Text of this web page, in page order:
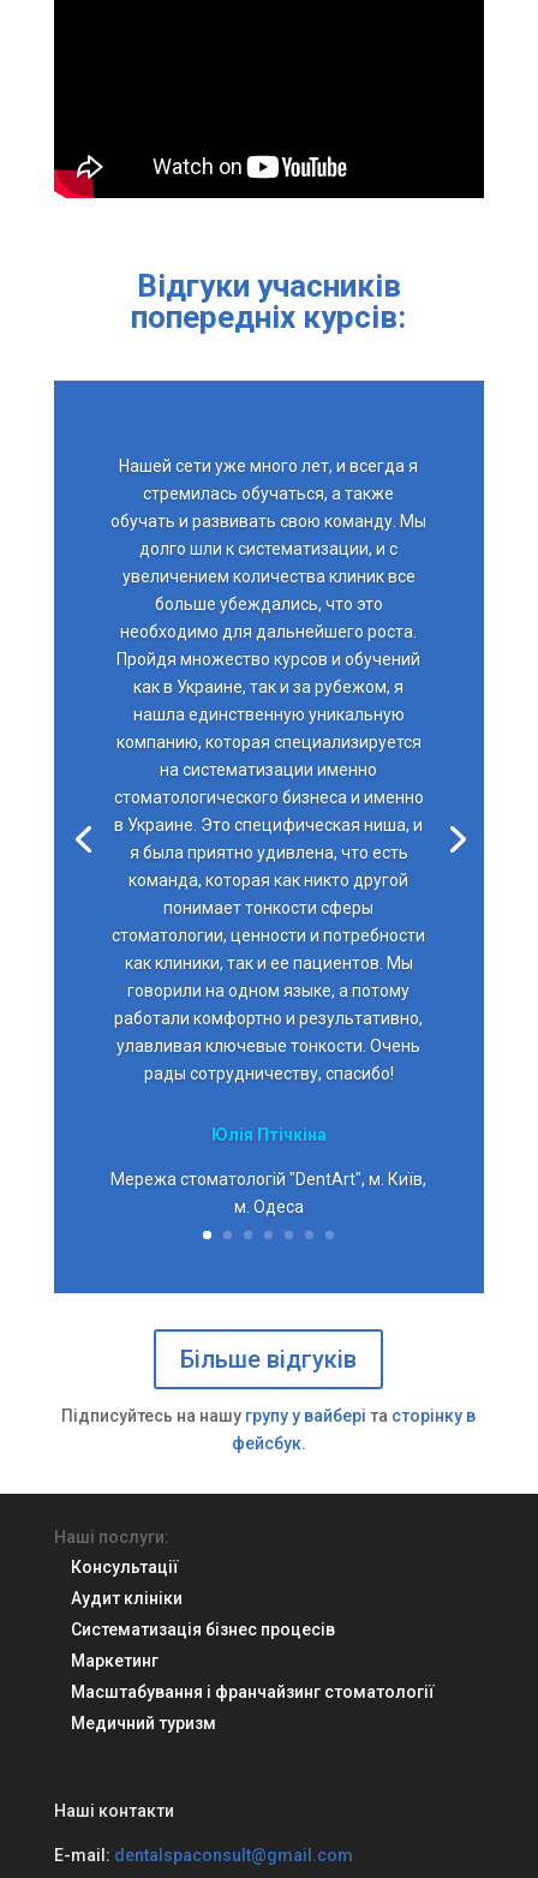
Відгуки учасників
попередніх курсів:
Нашей сети уже много лет, и всегда я
стремилась обучаться, а также
обучать и развивать свою команду. Мы
долго шли к систематизации, и с
увеличением количества клиник все
больше убеждались, что это
необходимо для дальнейшего роста.
Пройдя множество курсов и обучений
как в Украине, так и за рубежом, я
нашла единственную уникальную
компанию, которая специализируется
на систематизации именно
стоматологического бизнеса и именно
в Украине. Это специфическая ниша, и
я была приятно удивлена, что есть
команда, которая как никто другой
понимает тонкости сферы
стоматологии, ценности и потребности
как клиники, так и ее пациентов. Мы
говорили на одном языке, а потому
работали комфортно и результативно,
улавливая ключевые тонкости. Очень
рады сотрудничеству, спасибо!
Юлія Птічкіна
Мережа стоматологій "DentArt", м. Київ,
м. Одеса
Більше відгуків
Підписуйтесь на нашу групу у вайбері та сторінку в
фейсбук.
Наші послуги:
Консультації
Аудит клініки
Систематизація бізнес процесів
Маркетинг
Масштабування і франчайзинг стоматології
Медичний туризм
Наші контакти
E-mail: dentalspaconsult@gmail.com